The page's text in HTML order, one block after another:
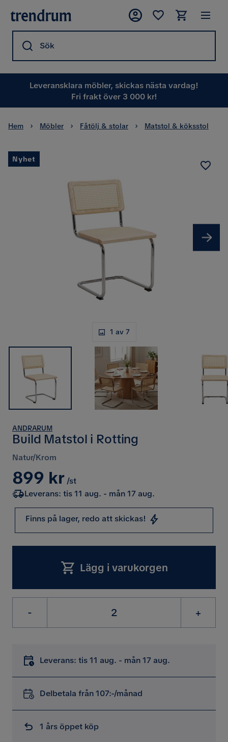
Sök
Leveransklara möbler, skickas nästa vardag!
Fri frakt över 3 000 kr!
Hem Möbler Fåtölj & stolar Matstol & köksstol
Nyhet
1 av 7
ANDRARUM
Build Matstol i Rotting
Natur/Krom
Pris
899 kr /st
Leverans: tis 11 aug. - mån 17 aug.
Finns på lager, redo att skickas!
Lägg i varukorgen
- +
Leverans: tis 11 aug. - mån 17 aug.
Delbetala från 107:-/månad
1 års öppet köp